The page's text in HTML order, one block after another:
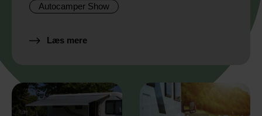
Autocamper Show
Læs mere